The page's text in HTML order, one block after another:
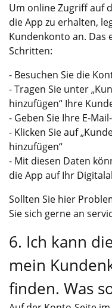
Um online Zugriff auf
die App zu erhalten,
Kundenkonto an. Das
Schritten:
- Besuchen Sie die
- Tragen Sie unter
hinzufügen“ Ihre
- Geben Sie Ihre E-
- Klicken Sie auf
hinzufügen“
- Mit diesen Daten
die App auf Ihr
Sollten Sie hier
Sie sich gerne an
6. Ich kann
mein
finden. Was